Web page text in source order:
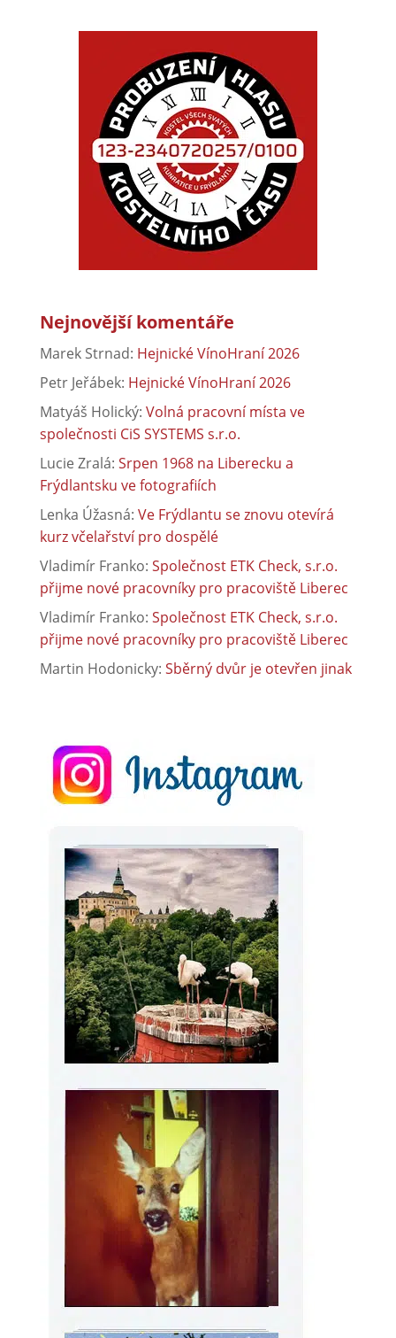
Nejnovější komentáře
Marek Strnad: Hejnické VínoHraní 2026
Petr Jeřábek: Hejnické VínoHraní 2026
Matyáš Holický: Volná pracovní místa ve
společnosti CiS SYSTEMS s.r.o.
Lucie Zralá: Srpen 1968 na Liberecku a
Frýdlantsku ve fotografiích
Lenka Úžasná: Ve Frýdlantu se znovu otevírá
kurz včelařství pro dospělé
Vladimír Franko: Společnost ETK Check, s.r.o.
přijme nové pracovníky pro pracoviště Liberec
Vladimír Franko: Společnost ETK Check, s.r.o.
přijme nové pracovníky pro pracoviště Liberec
Martin Hodonicky: Sběrný dvůr je otevřen jinak